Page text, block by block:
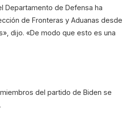
Departamento de Defensa ha
de Fronteras y Aduanas desde
dijo. «De modo que esto es una
del partido de Biden se